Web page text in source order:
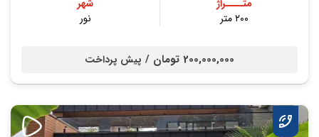
متــــراژ
۲۰۰ متر
شهر
نور
200,000,000 تومان / پیش پرداخت